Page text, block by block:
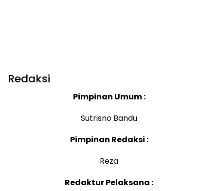
Redaksi
Pimpinan Umum :
Sutrisno Bandu
Pimpinan Redaksi :
Reza
Redaktur Pelaksana :